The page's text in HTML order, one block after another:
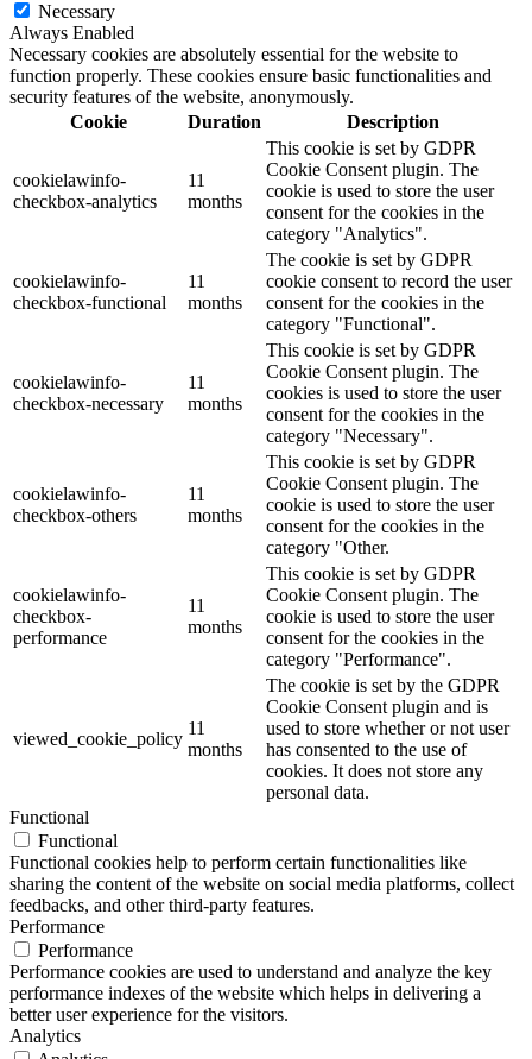
Necessary
Always Enabled
Necessary cookies are absolutely essential for the website to
function properly. These cookies ensure basic functionalities and
security features of the website, anonymously.
Cookie
Duration Description
cookielawinfo-
checkbox-analytics
11
months
This cookie is set by GDPR
Cookie Consent plugin. The
cookie is used to store the user
consent for the cookies in the
category "Analytics".
cookielawinfo-
checkbox-functional
11
months
The cookie is set by GDPR
cookie consent to record the user
consent for the cookies in the
category "Functional".
cookielawinfo-
checkbox-necessary
11
months
This cookie is set by GDPR
Cookie Consent plugin. The
cookies is used to store the user
consent for the cookies in the
category "Necessary".
cookielawinfo-
checkbox-others
11
months
This cookie is set by GDPR
Cookie Consent plugin. The
cookie is used to store the user
consent for the cookies in the
category "Other.
cookielawinfo-
checkbox-
performance
11
months
This cookie is set by GDPR
Cookie Consent plugin. The
cookie is used to store the user
consent for the cookies in the
category "Performance".
viewed_cookie_policy
11
months
The cookie is set by the GDPR
Cookie Consent plugin and is
used to store whether or not user
has consented to the use of
cookies. It does not store any
personal data.
Functional
Functional
Functional cookies help to perform certain functionalities like
sharing the content of the website on social media platforms, collect
feedbacks, and other third-party features.
Performance
Performance
Performance cookies are used to understand and analyze the key
performance indexes of the website which helps in delivering a
better user experience for the visitors.
Analytics